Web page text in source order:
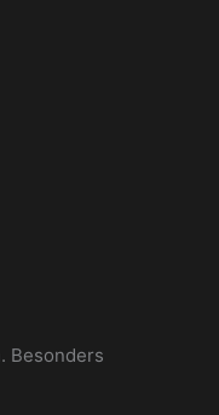
Besonders